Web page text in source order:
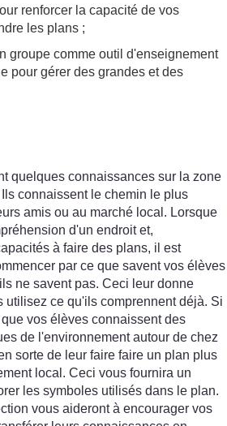
renforcer la capacité de vos
les plans ;
groupe comme outil d'enseignement
pour gérer des grandes et des
quelques connaissances sur la zone
connaissent le chemin le plus
amis ou au marché local. Lorsque
d'un endroit et,
à faire des plans, il est
par ce que savent vos élèves
ne savent pas. Ceci leur donne
utilisez ce qu'ils comprennent déjà. Si
vos élèves connaissent des
de l'environnement autour de chez
sorte de leur faire faire un plan plus
local. Ceci vous fournira un
les symboles utilisés dans le plan.
vous aideront à encourager vos